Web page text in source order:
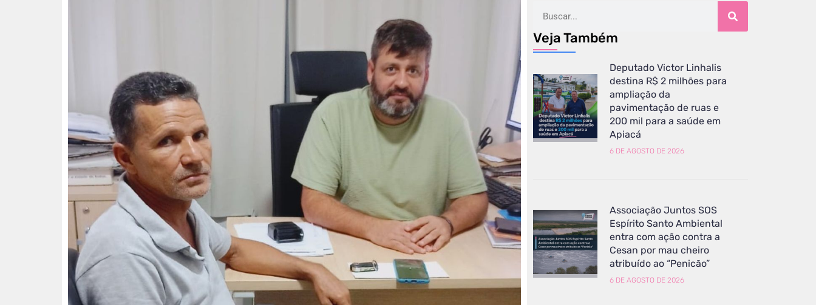
Veja Também
Deputado Victor Linhalis
destina R$ 2 milhões para
ampliação da
pavimentação de ruas e
200 mil para a saúde em
Apiacá
6 DE AGOSTO DE 2026
Associação Juntos SOS
Espírito Santo Ambiental
entra com ação contra a
Cesan por mau cheiro
atribuído ao “Penicão”
6 DE AGOSTO DE 2026